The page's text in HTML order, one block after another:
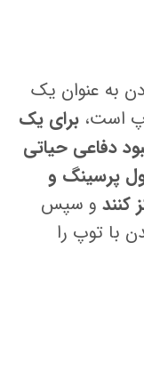
به عنوان یک
است،برای یک
دفاعی حیاتی
پرسینگ و
کنند و سپس
با توپ را